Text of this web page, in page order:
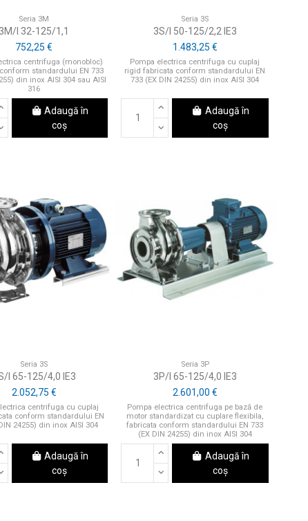
Seria 3M
3M/I 32-125/1,1
752,25 €
centrifuga (monobloc)
standardului EN 733
din inox AISI 304 sau AISI
316
Adaugă în
coș
Seria 3S
3S/I 50-125/2,2 IE3
1.483,25 €
Pompa electrica centrifuga cu cuplaj
rigid fabricata conform standardului EN
733 (EX DIN 24255) din inox AISI 304
Adaugă în
coș
Seria 3S
I 65-125/4,0 IE3
2.052,75 €
centrifuga cu cuplaj
conform standardului EN
24255) din inox AISI 304
Adaugă în
coș
Seria 3P
3P/I 65-125/4,0 IE3
2.601,00 €
Pompa electrica centrifuga pe bază de
motor standardizat cu cuplare flexibila,
fabricata conform standardului EN 733
(EX DIN 24255) din inox AISI 304
Adaugă în
coș